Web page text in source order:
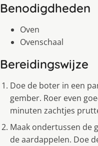
Benodigdheden
Oven
Ovenschaal
Bereidingswijze
Doe de boter in een
gember. Roer even
minuten zachtjes
Maak ondertussen de
de aardappelen. Doe